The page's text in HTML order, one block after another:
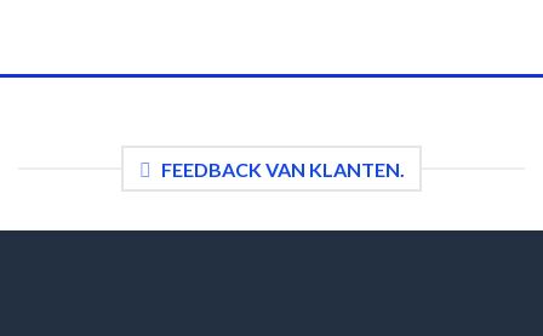
FEEDBACK VAN KLANTEN.